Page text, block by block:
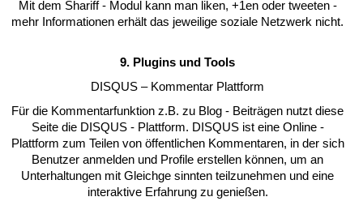
Mit dem Shariff - Modul kann man liken, +1en oder tweeten -
mehr Informationen erhält das jeweilige soziale Netzwerk nicht.
9. Plugins und Tools
DISQUS – Kommentar Plattform
Für die Kommentarfunktion z.B. zu Blog - Beiträgen nutzt diese
Seite die DISQUS - Plattform. DISQUS ist eine Online -
Plattform zum Teilen von öffentlichen Kommentaren, in der sich
Benutzer anmelden und Profile erstellen können, um an
Unterhaltungen mit Gleichge sinnten teilzunehmen und eine
interaktive Erfahrung zu genießen.